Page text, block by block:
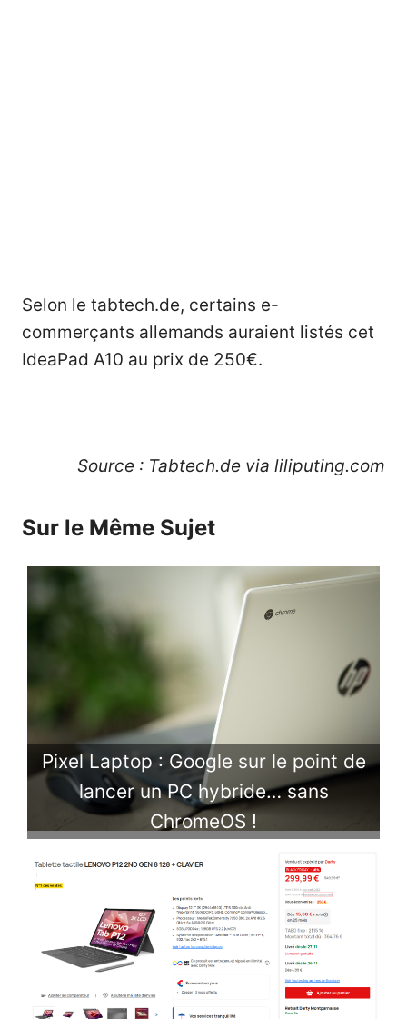
Selon le tabtech.de, certains e-
commerçants allemands auraient listés cet
IdeaPad A10 au prix de 250€.
Source : Tabtech.de via liliputing.com
Sur le Même Sujet
Pixel Laptop : Google sur le point de
lancer un PC hybride… sans
ChromeOS !